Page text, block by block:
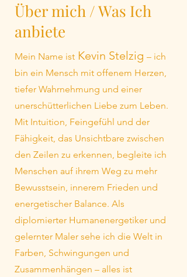
Über mich / Was Ich
anbiete
Mein Name ist Kevin Stelzig – ich
bin ein Mensch mit offenem Herzen,
tiefer Wahrnehmung und einer
unerschütterlichen Liebe zum Leben.
Mit Intuition, Feingefühl und der
Fähigkeit, das Unsichtbare zwischen
den Zeilen zu erkennen, begleite ich
Menschen auf ihrem Weg zu mehr
Bewusstsein, innerem Frieden und
energetischer Balance. Als
diplomierter Humanenergetiker und
gelernter Maler sehe ich die Welt in
Farben, Schwingungen und
Zusammenhängen – alles ist